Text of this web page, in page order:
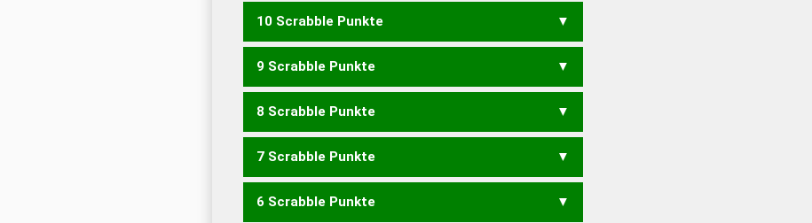
HECK HUCK
10 Scrabble Punkte
ECKS
9 Scrabble Punkte
ECK KSC SCHEU SUCHE
8 Scrabble Punkte
EUCH SECH SUCH
7 Scrabble Punkte
KUH ECUS
6 Scrabble Punkte